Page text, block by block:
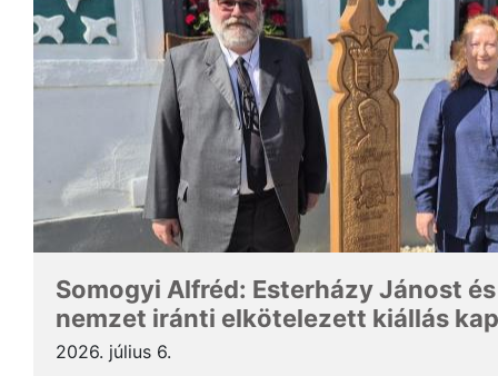
Somogyi Alfréd: Esterházy Jánost
nemzet iránti elkötelezett kiállás
2026. július 6.